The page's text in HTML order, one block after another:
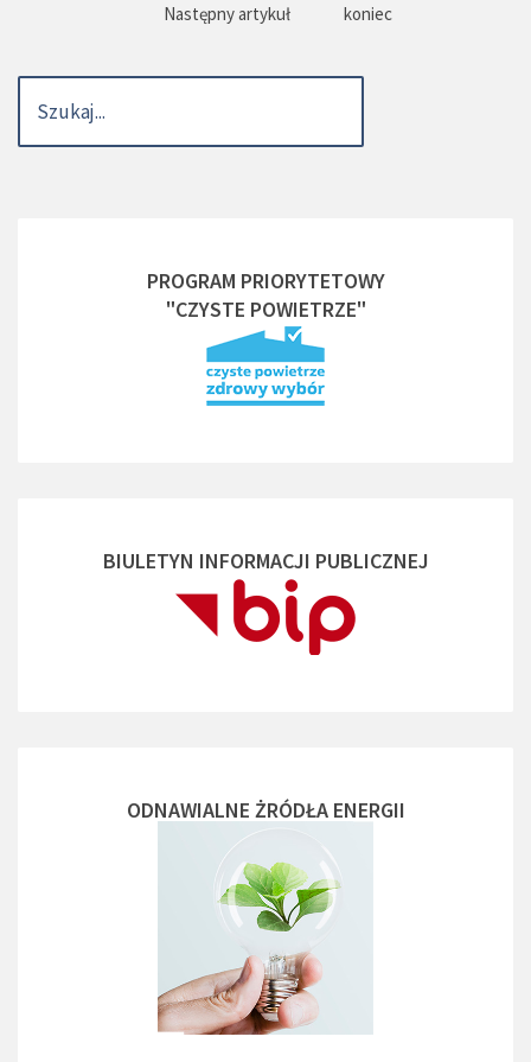
Następny artykuł koniec
PROGRAM PRIORYTETOWY
"CZYSTE POWIETRZE"
BIULETYN INFORMACJI PUBLICZNEJ
ODNAWIALNE ŻRÓDŁA ENERGII